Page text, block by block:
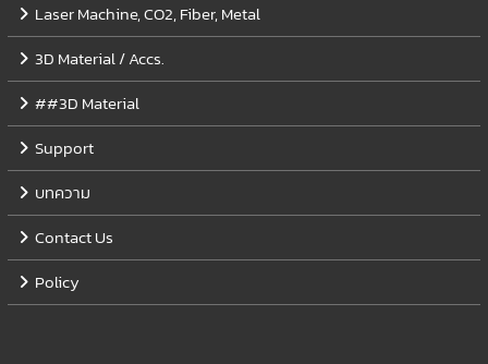
Laser Machine, CO2, Fiber, Metal
3D Material / Accs.
##3D Material
Support
บทความ
Contact Us
Policy